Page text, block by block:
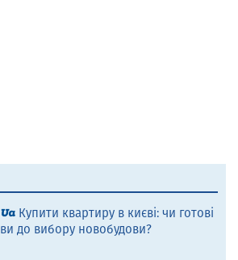
Купити квартиру в києві: чи готові
ви до вибору новобудови?